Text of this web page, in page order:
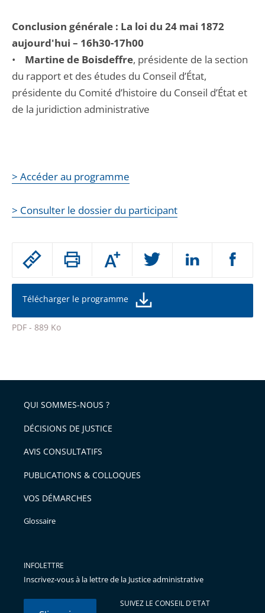
Passer
partage
de
l'article
pour
Augmenter
ou
la
de
police
Télécharger le programme
PDF - 889 Ko
l'article
pour
avant
Conclusion générale : La loi du 24 mai 1872
aujourd'hui – 16h30-17h00
• Martine de Boisdeffre, présidente de la section
du rapport et des études du Conseil d’État,
présidente du Comité d’histoire du Conseil d’État et
de la juridiction administrative
> Accéder au programme
> Consulter le dossier du participant
QUI SOMMES-NOUS ?
DÉCISIONS DE JUSTICE
AVIS CONSULTATIFS
PUBLICATIONS & COLLOQUES
VOS DÉMARCHES
Glossaire
INFOLETTRE
Inscrivez-vous à la lettre de la Justice administrative
SUIVEZ LE CONSEIL D'ETAT